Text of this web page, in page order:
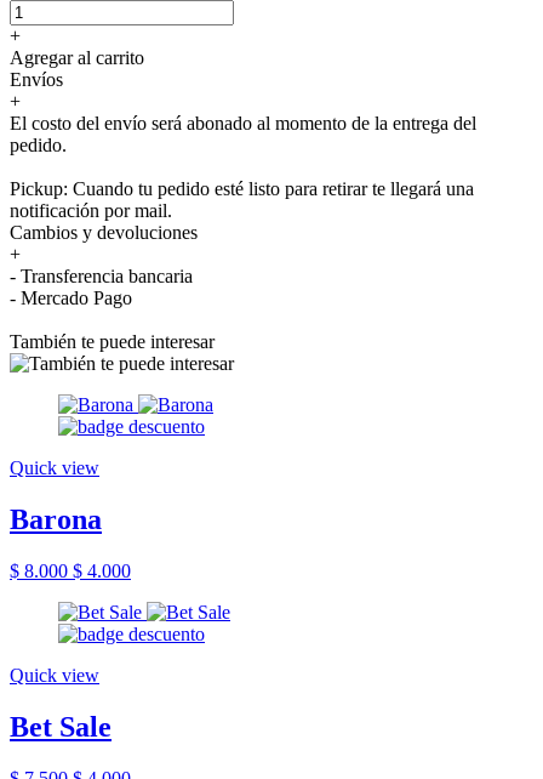
+
Agregar al carrito
Envíos
+
El costo del envío será abonado al momento de la entrega del
pedido.
Pickup: Cuando tu pedido esté listo para retirar te llegará una
notificación por mail.
Cambios y devoluciones
+
- Transferencia bancaria
- Mercado Pago
También te puede interesar
Quick view
Barona
$ 8.000 $ 4.000
Quick view
Bet Sale